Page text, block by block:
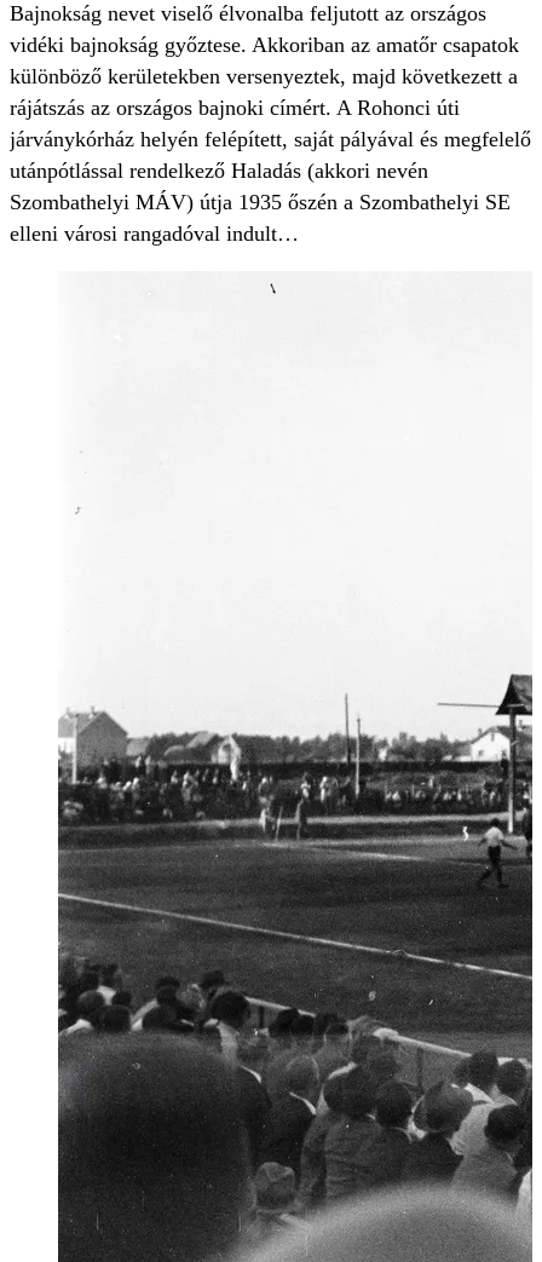
Bajnokság nevet viselő élvonalba feljutott az országos
vidéki bajnokság győztese. Akkoriban az amatőr csapatok
különböző kerületekben versenyeztek, majd következett a
rájátszás az országos bajnoki címért. A Rohonci úti
járványkórház helyén felépített, saját pályával és megfelelő
utánpótlással rendelkező Haladás (akkori nevén
Szombathelyi MÁV) útja 1935 őszén a Szombathelyi SE
elleni városi rangadóval indult…